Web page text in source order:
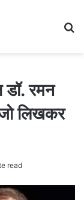
डॉ. रमन
लिखकर
read